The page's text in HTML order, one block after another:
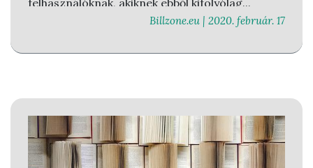
felhasználóknak, akiknek ebből kifolyólag
bármilyen belépési nehézsége támad, kérjük
állnak a rendelkezésre a probléma megoldása
Billzone.eu | 2020. február. 17